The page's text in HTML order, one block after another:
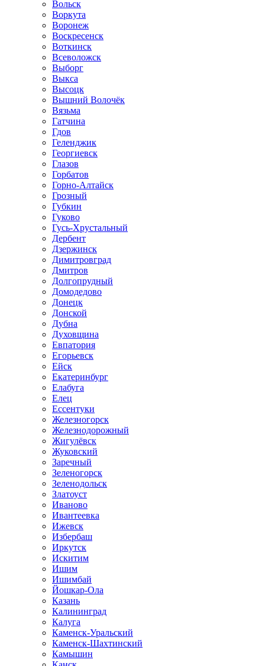
Вольск
Воркута
Воронеж
Воскресенск
Воткинск
Всеволожск
Выборг
Выкса
Высоцк
Вышний Волочёк
Вязьма
Гатчина
Гдов
Геленджик
Георгиевск
Глазов
Горбатов
Горно-Алтайск
Грозный
Губкин
Гуково
Гусь-Хрустальный
Дербент
Дзержинск
Димитровград
Дмитров
Долгопрудный
Домодедово
Донецк
Донской
Дубна
Духовщина
Евпатория
Егорьевск
Ейск
Екатеринбург
Елабуга
Елец
Ессентуки
Железногорск
Железнодорожный
Жигулёвск
Жуковский
Заречный
Зеленогорск
Зеленодольск
Златоуст
Иваново
Ивантеевка
Ижевск
Избербаш
Иркутск
Искитим
Ишим
Ишимбай
Йошкар-Ола
Казань
Калининград
Калуга
Каменск-Уральский
Каменск-Шахтинский
Камышин